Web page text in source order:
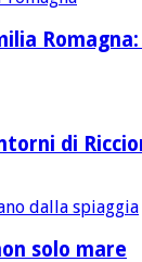
di
solo mare